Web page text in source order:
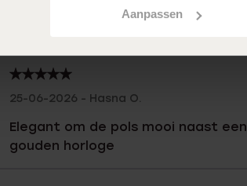
Aanpassen
25-06-2026 - Hasna O.
Elegant om de pols mooi naast een
gouden horloge